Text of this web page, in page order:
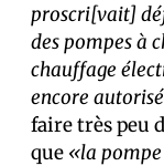
proscri[vait]
des pompes à
chauffage
encore
faire très peu
que «la